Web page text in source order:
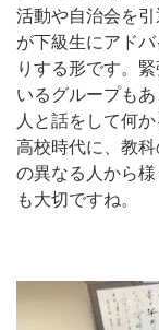
活動や自治会を
が下級生にアド
りする形です。
いるグループも
人と話をして何
高校時代に、教
の異なる人から
も大切ですね。